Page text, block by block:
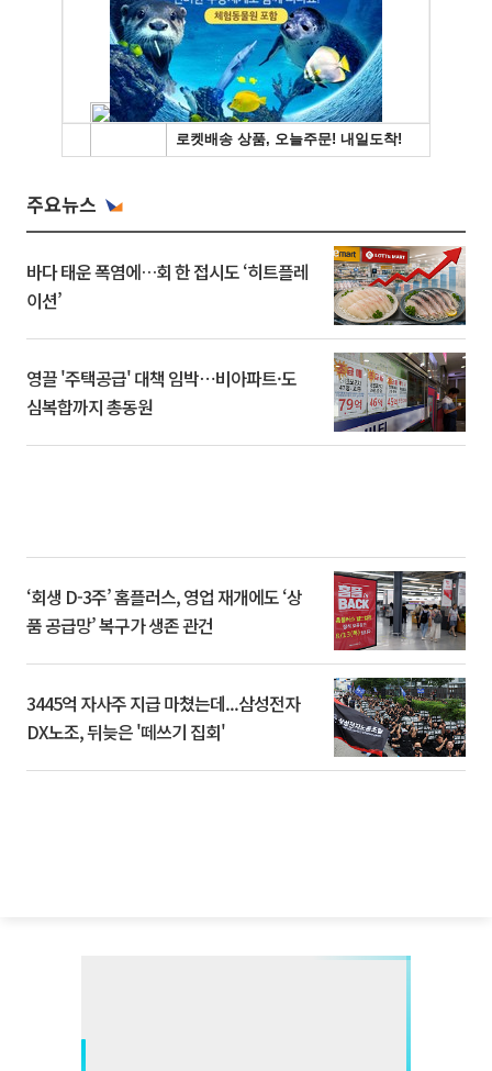
주요뉴스
바다 태운 폭염에…회 한 접시도 ‘히트플레
이션’
영끌 '주택공급' 대책 임박⋯비아파트·도
심복합까지 총동원
‘회생 D-3주’ 홈플러스, 영업 재개에도 ‘상
품 공급망’ 복구가 생존 관건
3445억 자사주 지급 마쳤는데...삼성전자
DX노조, 뒤늦은 '떼쓰기 집회'